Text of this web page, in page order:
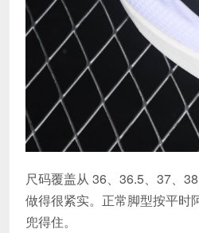
尺码覆盖从 36、36.5、37、
做得很紧实。正常脚型按平时
兜得住。